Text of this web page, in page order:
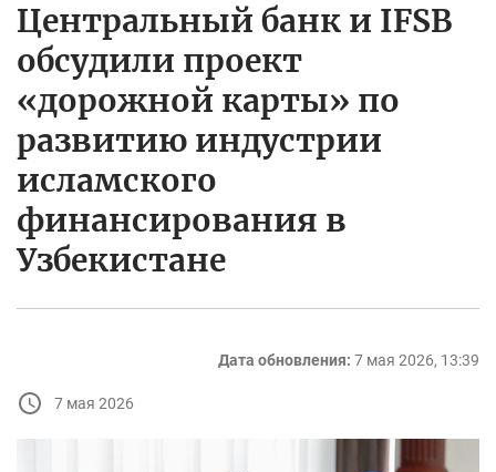
Центральный банк и IFSB
обсудили проект
«дорожной карты» по
развитию индустрии
исламского
финансирования в
Узбекистане
Дата обновления: 7 мая 2026, 13:39
7 мая 2026